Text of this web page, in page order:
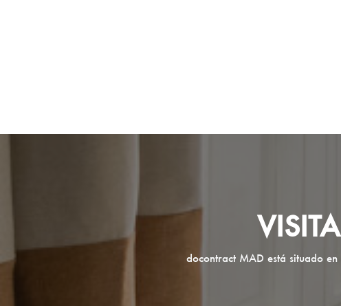
docontract MAD está situado